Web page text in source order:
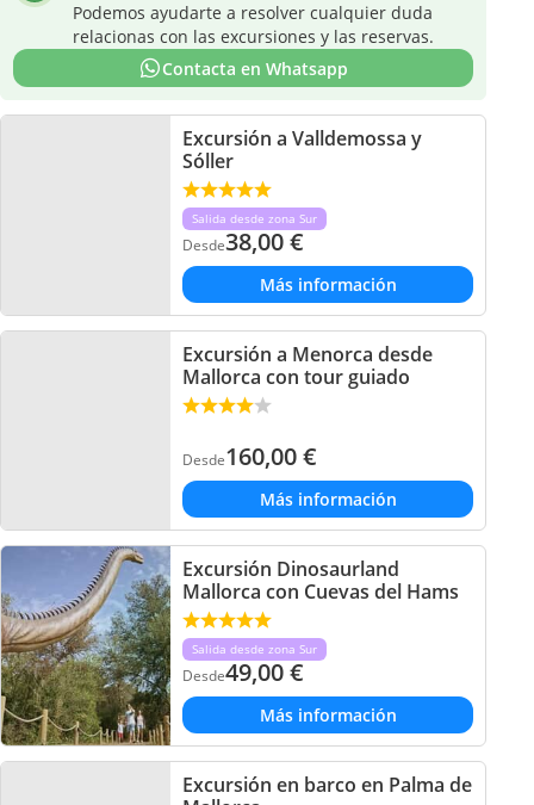
Podemos ayudarte a resolver cualquier duda
relacionas con las excursiones y las reservas.
Contacta en Whatsapp
Excursión a Valldemossa y
Sóller
Salida desde zona Sur
Desde38,00€
Más información
Excursión a Menorca desde
Mallorca con tour guiado
Desde160,00€
Más información
Excursión Dinosaurland
Mallorca con Cuevas del Hams
Salida desde zona Sur
Desde49,00€
Más información
Excursión en barco en Palma de